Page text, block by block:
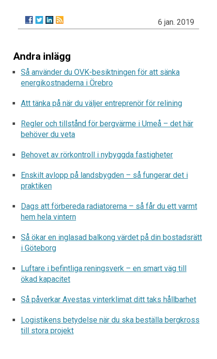
6 jan. 2019
Andra inlägg
Så använder du OVK-besiktningen för att sänka
energikostnaderna i Örebro
Att tänka på när du väljer entreprenör för relining
Regler och tillstånd för bergvärme i Umeå – det här
behöver du veta
Behovet av rörkontroll i nybyggda fastigheter
Enskilt avlopp på landsbygden – så fungerar det i
praktiken
Dags att förbereda radiatorerna – så får du ett varmt
hem hela vintern
Så ökar en inglasad balkong värdet på din bostadsrätt
i Göteborg
Luftare i befintliga reningsverk – en smart väg till
ökad kapacitet
Så påverkar Avestas vinterklimat ditt taks hållbarhet
Logistikens betydelse när du ska beställa bergkross
till stora projekt